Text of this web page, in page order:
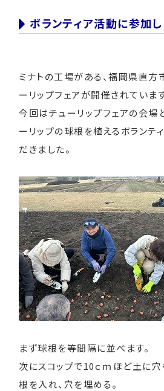
ボランティア活動に参加し
ミナトの工場がある、福岡県直
ーリップフェアが開催されています
今回はチューリップフェアの会場
ーリップの球根を植えるボランテ
だきました。
まず球根を等間隔に並べます。
次にスコップで10ｃｍほど土に穴
根を入れ、穴を埋める。